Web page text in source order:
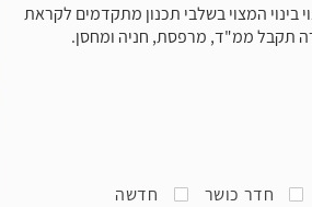
המצוי בשלבי תכנון מתקדמים לקראת
תקבל ממ"ד, מרפסת, חניה ומחסן.
חדר כושר
חדשה